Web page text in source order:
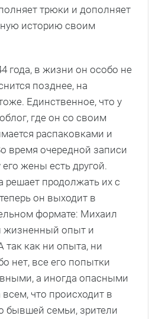
трюки и дополняет
историю своим
года, в жизни он особо не
позднее, на
Единственное, что у
где он со своим
распаковками и
время очередной записи
жены есть другой.
продолжать их с
он выходит в
формате: Михаил
жизненный опыт и
как ни опыта, ни
нет, все его попытки
а иногда опасными
что происходит в
бывшей семьи, зрители